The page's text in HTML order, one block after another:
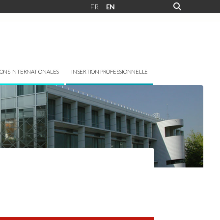
FR EN
INTERNATIONALES INSERTION PROFESSIONNELLE